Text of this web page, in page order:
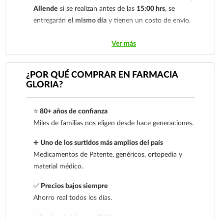
Allende si se realizan antes de las 15:00 hrs, se
entregaránel mismo día y tienen un costo de envío.
Los pedidos de otras localidades se envían mediante
.Sólo hacemos envíos en el territorio
nacional.
económica. En la tarifa nacional al día siguiente, los
pedidos deben realizarseantes de las 14:00 hrs.El
tiempo de entrega de la tarifa económica es de
días.
En losproductos refrigerados siempre se debe
seleccionar la tarifa nacional día siguiente
productos de cadena de frío. Todos los productos se
Ver más
¿POR QUÉ COMPRAR EN FARMACIA
GLORIA?
⭐ 80+ años de confianza
Miles de familias nos eligen desde hace generaciones.
➕ Uno de los surtidos más amplios del país
Medicamentos de Patente, genéricos, ortopedia y
material médico.
✅ Precios bajos siempre
Ahorro real todos los días.
⚡ Envíos rápidos con DHL